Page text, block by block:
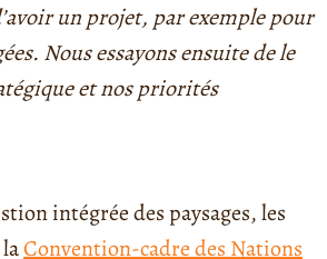
un projet, par exemple pour
Nous essayons ensuite de le
et nos priorités
intégrée des paysages, les
Convention-cadre des Nations